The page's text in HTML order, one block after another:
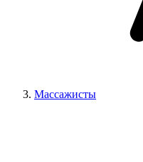
Массажисты